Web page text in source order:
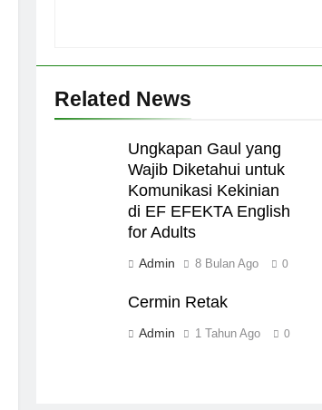
Related News
Ungkapan Gaul yang
Wajib Diketahui untuk
Komunikasi Kekinian
di EF EFEKTA English
for Adults
Admin 8 Bulan Ago 0
Cermin Retak
Admin 1 Tahun Ago 0